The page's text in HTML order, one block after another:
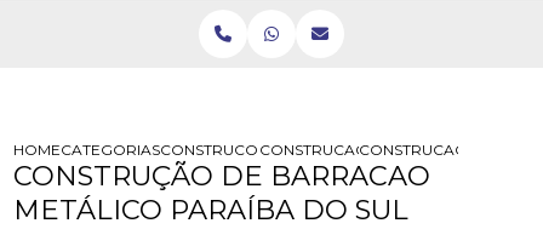
HOMECATEGORIASCONSTRUCOES DE GALPOES METALICOS
CONSTRUCAO DE ESTRUTURA
CONSTRUCAO DE
CONSTRUÇÃO DE BARRACAO
METÁLICO PARAÍBA DO SUL